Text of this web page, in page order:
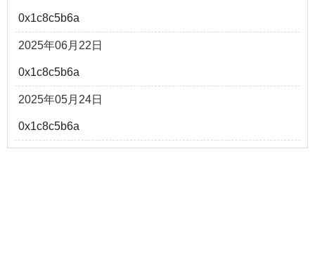
0x1c8c5b6a
2025年06月22日
0x1c8c5b6a
2025年05月24日
0x1c8c5b6a